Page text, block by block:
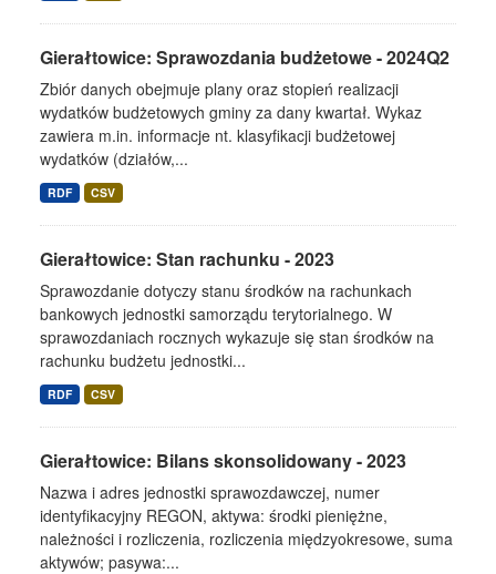
Gierałtowice: Sprawozdania budżetowe - 2024Q2
Zbiór danych obejmuje plany oraz stopień realizacji
wydatków budżetowych gminy za dany kwartał. Wykaz
zawiera m.in. informacje nt. klasyfikacji budżetowej
wydatków (działów,...
RDF CSV
Gierałtowice: Stan rachunku - 2023
Sprawozdanie dotyczy stanu środków na rachunkach
bankowych jednostki samorządu terytorialnego. W
sprawozdaniach rocznych wykazuje się stan środków na
rachunku budżetu jednostki...
RDF CSV
Gierałtowice: Bilans skonsolidowany - 2023
Nazwa i adres jednostki sprawozdawczej, numer
identyfikacyjny REGON, aktywa: środki pieniężne,
należności i rozliczenia, rozliczenia międzyokresowe, suma
aktywów; pasywa:...